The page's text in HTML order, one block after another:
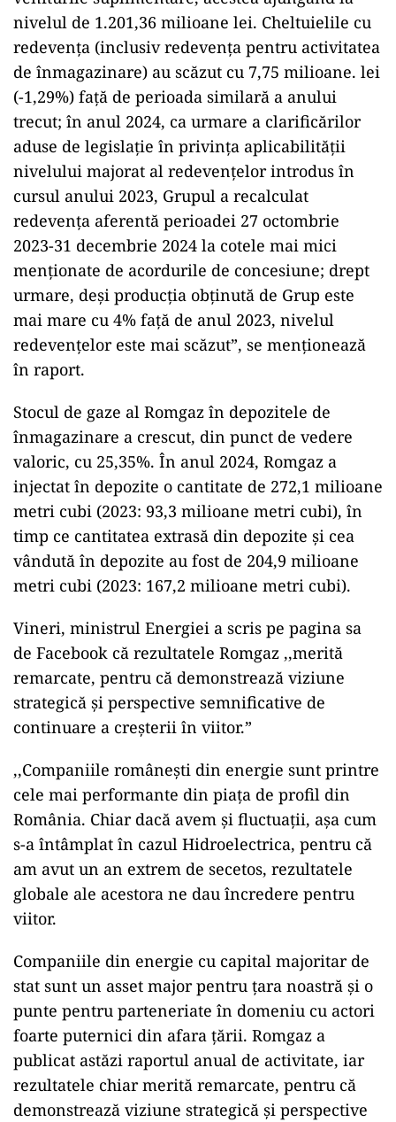
nivelul de 1.201,36 milioane lei. Cheltuielile cu
redevența (inclusiv redevența pentru activitatea
de înmagazinare) au scăzut cu 7,75 milioane. lei
(-1,29%) față de perioada similară a anului
trecut; în anul 2024, ca urmare a clarificărilor
aduse de legislație în privința aplicabilității
nivelului majorat al redevențelor introdus în
cursul anului 2023, Grupul a recalculat
redevența aferentă perioadei 27 octombrie
2023-31 decembrie 2024 la cotele mai mici
menționate de acordurile de concesiune; drept
urmare, deși producția obținută de Grup este
mai mare cu 4% față de anul 2023, nivelul
redevențelor este mai scăzut”, se menționează
în raport.
Stocul de gaze al Romgaz în depozitele de
înmagazinare a crescut, din punct de vedere
valoric, cu 25,35%. În anul 2024, Romgaz a
injectat în depozite o cantitate de 272,1 milioane
metri cubi (2023: 93,3 milioane metri cubi), în
timp ce cantitatea extrasă din depozite și cea
vândută în depozite au fost de 204,9 milioane
metri cubi (2023: 167,2 milioane metri cubi).
Vineri, ministrul Energiei a scris pe pagina sa
de Facebook că rezultatele Romgaz ,,merită
remarcate, pentru că demonstrează viziune
strategică și perspective semnificative de
continuare a creșterii în viitor.”
,,Companiile românești din energie sunt printre
cele mai performante din piața de profil din
România. Chiar dacă avem și fluctuații, așa cum
s-a întâmplat în cazul Hidroelectrica, pentru că
am avut un an extrem de secetos, rezultatele
globale ale acestora ne dau încredere pentru
viitor.
Companiile din energie cu capital majoritar de
stat sunt un asset major pentru țara noastră și o
punte pentru parteneriate în domeniu cu actori
foarte puternici din afara țării. Romgaz a
publicat astăzi raportul anual de activitate, iar
rezultatele chiar merită remarcate, pentru că
demonstrează viziune strategică și perspective